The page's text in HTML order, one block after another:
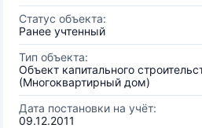
Статус объекта:
Ранее учтенный
Тип объекта:
Объект капитального
(Многоквартирный дом)
Дата постановки на учёт:
09.12.2011